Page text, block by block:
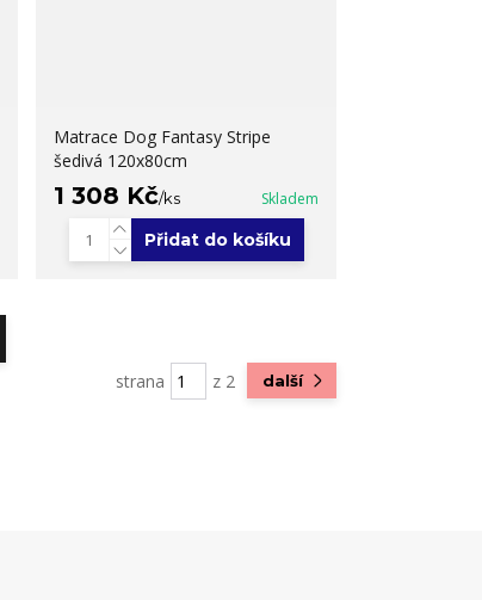
Matrace Dog Fantasy Stripe
šedivá 120x80cm
1 308 Kč/ks Skladem
Přidat do košíku
strana z 2 další